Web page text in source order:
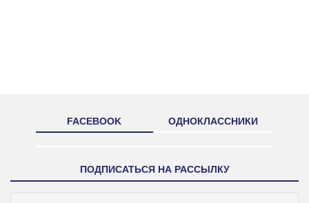
FACEBOOK ОДНОКЛАССНИКИ
ПОДПИСАТЬСЯ НА РАССЫЛКУ